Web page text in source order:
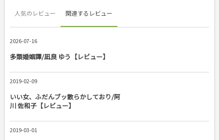
人気のレビュー 関連するレビュー
2026-07-16
多類婚姻譚/凪良 ゆう【レビュー】
2019-02-09
いい女、ふだんブッ散らかしており/阿
川 佐和子【レビュー】
2019-03-01